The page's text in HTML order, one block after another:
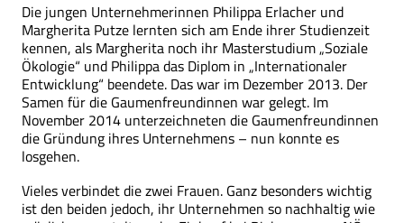
Die jungen Unternehmerinnen Philippa Erlacher und
Margherita Putze lernten sich am Ende ihrer Studienzeit
kennen, als Margherita noch ihr Masterstudium „Soziale
Ökologie“ und Philippa das Diplom in „Internationaler
Entwicklung“ beendete. Das war im Dezember 2013. Der
Samen für die Gaumenfreundinnen war gelegt. Im
November 2014 unterzeichneten die Gaumenfreundinnen
die Gründung ihres Unternehmens – nun konnte es
losgehen.
Vieles verbindet die zwei Frauen. Ganz besonders wichtig
ist den beiden jedoch, ihr Unternehmen so nachhaltig wie